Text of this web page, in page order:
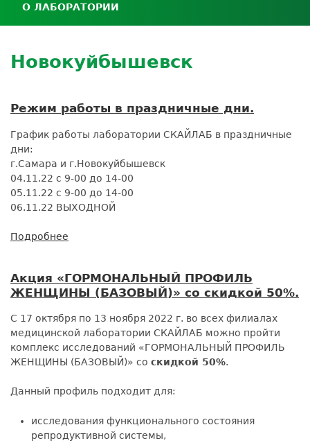
Где сдать анализы
Подготовка к анализам
Личный кабинет пациента
ДМС
Усиление профилактических мер для
безопасности пациентов
Налоговый вычет
Экскурсия в
лабораторию
кабинет
О ЛАБОРАТОРИИ
Контроль качества
Вакансии
Back
to
Новокуйбышевск
Режим работы в праздничные дни.
График работы лаборатории СКАЙЛАБ в праздничные
дни:
г.Самара и г.Новокуйбышевск
04.11.22 с 9-00 до 14-00
05.11.22 с 9-00 до 14-00
06.11.22 ВЫХОДНОЙ
Подробнее
в
праздничные
Акция «ГОРМОНАЛЬНЫЙ ПРОФИЛЬ
ЖЕНЩИНЫ (БАЗОВЫЙ)» со скидкой 50%.
С 17 октября по 13 ноября 2022 г. во всех филиалах
медицинской лаборатории СКАЙЛАБ можно пройти
комплекс исследований «ГОРМОНАЛЬНЫЙ ПРОФИЛЬ
ЖЕНЩИНЫ (БАЗОВЫЙ)» со скидкой 50%.
Данный профиль подходит для:
исследования функционального состояния
репродуктивной системы,